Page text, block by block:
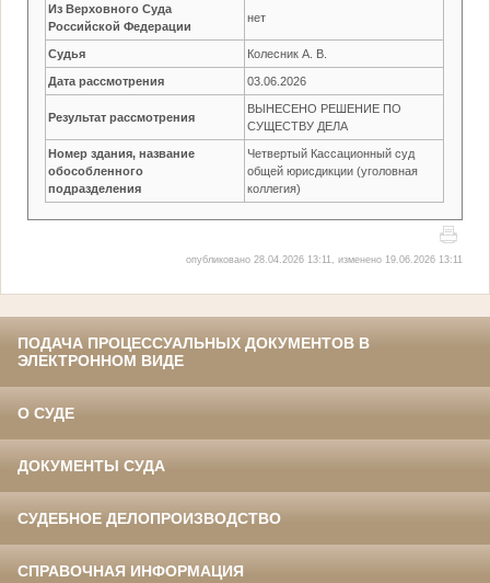
Из Верховного Суда
Российской Федерации
нет
Судья Колесник А. В.
Дата рассмотрения 03.06.2026
Результат рассмотрения
ВЫНЕСЕНО РЕШЕНИЕ ПО
СУЩЕСТВУ ДЕЛА
Номер здания, название
обособленного
подразделения
Четвертый Кассационный суд
общей юрисдикции (уголовная
коллегия)
опубликовано 28.04.2026 13:11, изменено 19.06.2026 13:11
ПОДАЧА ПРОЦЕССУАЛЬНЫХ ДОКУМЕНТОВ В
ЭЛЕКТРОННОМ ВИДЕ
О СУДЕ
ДОКУМЕНТЫ СУДА
СУДЕБНОЕ ДЕЛОПРОИЗВОДСТВО
СПРАВОЧНАЯ ИНФОРМАЦИЯ